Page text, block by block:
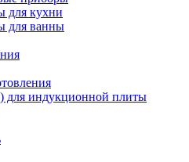
для кухни
для ванны
для индукционной плиты